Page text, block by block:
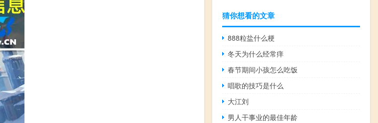
猜你想看的文章
888粒盐什么梗
冬天为什么经常痒
春节期间小孩怎么吃饭
唱歌的技巧是什么
大江刘
男人干事业的最佳年龄